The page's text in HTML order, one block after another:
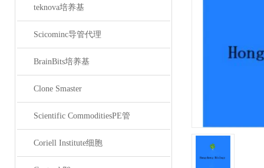
teknova培养基
Scicominc导管代理
BrainBits培养基
Clone Smaster
Scientific CommoditiesPE管
Coriell Institute细胞